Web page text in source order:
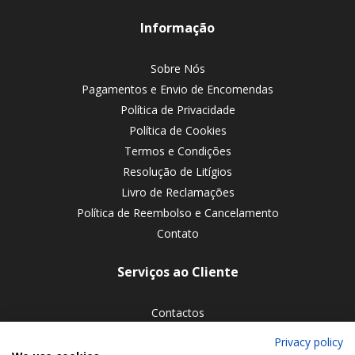
Informação
Sobre Nós
Pagamentos e Envio de Encomendas
Política de Privacidade
Política de Cookies
Termos e Condições
Resolução de Litígios
Livro de Reclamações
Política de Reembolso e Cancelamento
Contato
Serviços ao Cliente
Contactos
Privacy policy